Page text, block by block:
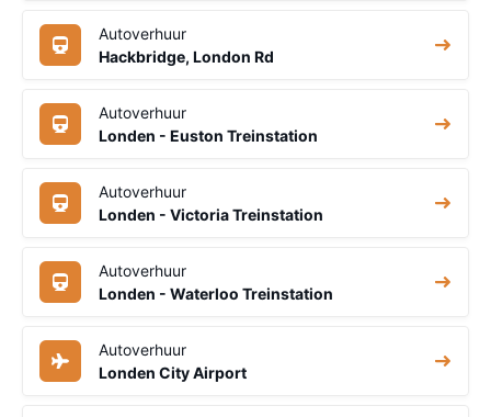
Autoverhuur
Hackbridge, London Rd
Autoverhuur
Londen - Euston Treinstation
Autoverhuur
Londen - Victoria Treinstation
Autoverhuur
Londen - Waterloo Treinstation
Autoverhuur
Londen City Airport